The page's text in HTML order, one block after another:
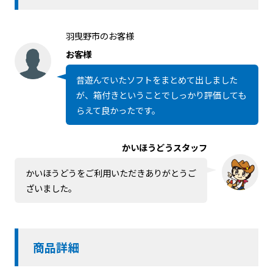
羽曳野市のお客様
お客様
昔遊んでいたソフトをまとめて出しました
が、箱付きということでしっかり評価しても
らえて良かったです。
かいほうどうスタッフ
かいほうどうをご利用いただきありがとうご
ざいました。
商品詳細